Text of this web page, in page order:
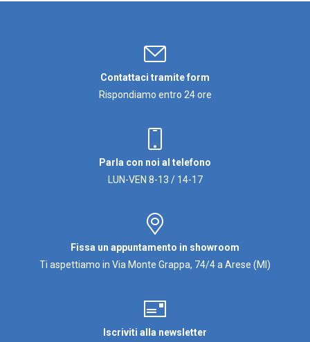
Contattaci tramite form
Rispondiamo entro 24 ore
Parla con noi al telefono
LUN-VEN 8-13 / 14-17
Fissa un appuntamento in showroom
Ti aspettiamo in Via Monte Grappa, 74/4 a Arese (MI)
Iscriviti alla newsletter